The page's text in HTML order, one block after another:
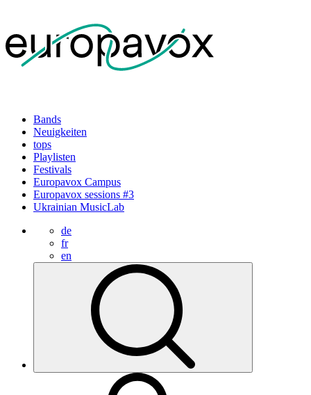
Bands
Neuigkeiten
tops
Playlisten
Festivals
Europavox Campus
Europavox sessions #3
Ukrainian MusicLab
de
fr
en